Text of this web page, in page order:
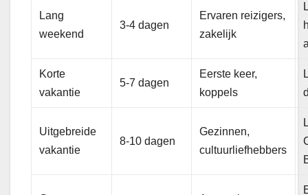
Lang
weekend
3-4 dagen
Ervaren reizigers,
zakelijk
Korte
vakantie
5-7 dagen
Eerste keer,
koppels
Uitgebreide
vakantie
8-10 dagen
Gezinnen,
cultuurliefhebbers